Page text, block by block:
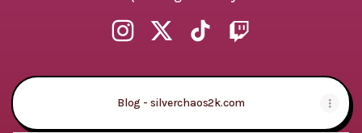
Blog - silverchaos2k.com